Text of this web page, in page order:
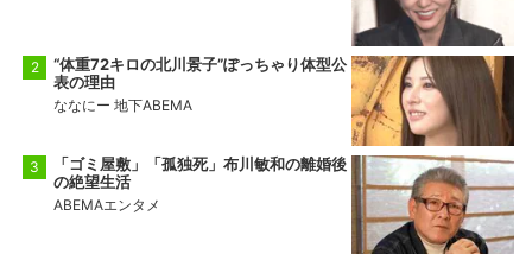
“体重72キロの北川景子”ぽっちゃり体型公
表の理由
ななにー 地下ABEMA
「ゴミ屋敷」「孤独死」布川敏和の離婚後
の絶望生活
ABEMAエンタメ